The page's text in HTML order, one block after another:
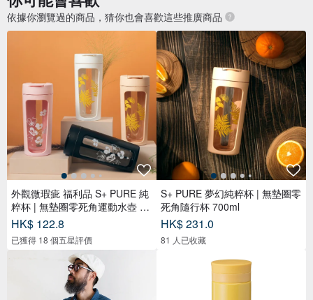
外觀微瑕疵 福利品 S+ PURE 純
粹杯 | 無墊圈零死角運動水壺 70
0m
已獲得 18 個五星評價
日本手工 輕巧水洗帆布防潑水側
背包 Made in JAPAN by SUOLO
HK$ 1,315.1
死角隨行杯 700ml
HK$ 231.0
81 人已收藏
MARK'S x Brunch Brother 保溫
瓶
HK$ 355.8